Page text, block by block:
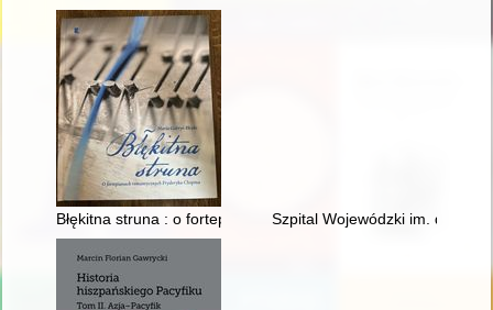
Błękitna struna : o fortepianach romantycznych Fryderyka
Szpital Wojewódzki im. dr.